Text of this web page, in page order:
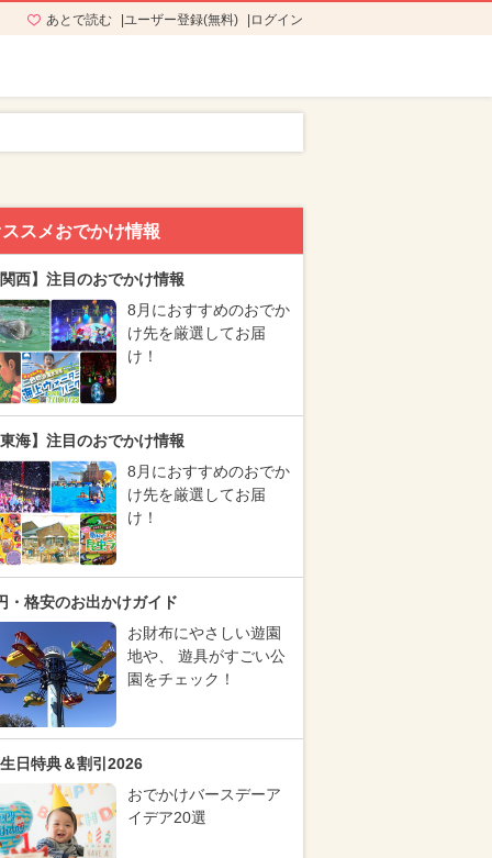
あとで読む ユーザー登録(無料) ログイン
スメおでかけ情報
西】注目のおでかけ情報
8月におすすめのおでか
け先を厳選してお届
け！
海】注目のおでかけ情報
8月におすすめのおでか
け先を厳選してお届
け！
・格安のお出かけガイド
お財布にやさしい遊園
地や、 遊具がすごい公
園をチェック！
日特典＆割引2026
おでかけバースデーア
イデア20選